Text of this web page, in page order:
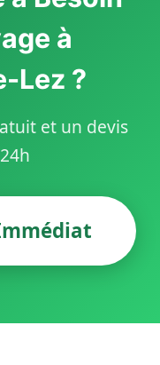
à
Lez ?
et un devis